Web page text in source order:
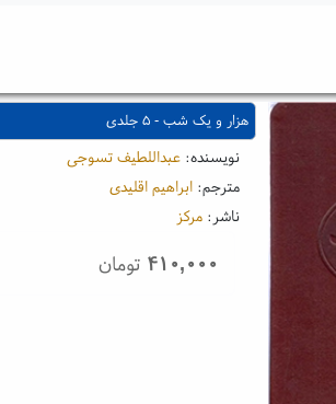
هزار و یک شب - ۵ جلدی
نویسنده: عبداللطیف تسوجی
مترجم: ابراهیم اقلیدی
ناشر: مرکز
۴۱۰,۰۰۰ تومان